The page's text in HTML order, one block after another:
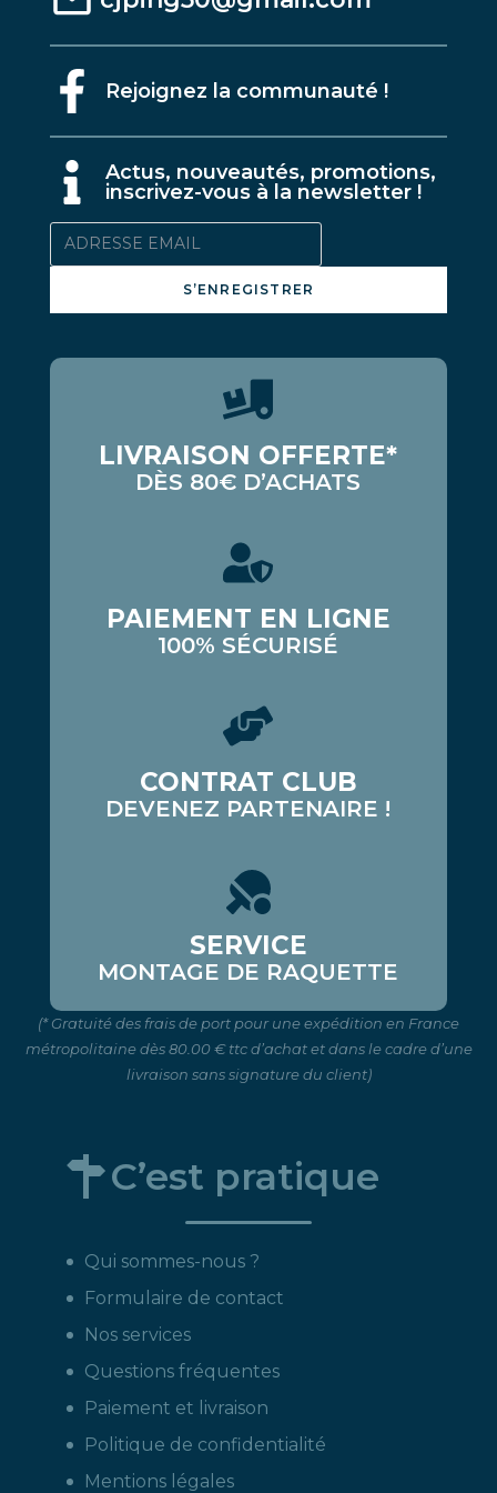
Rejoignez la communauté !
Actus, nouveautés, promotions,
inscrivez-vous à la newsletter !
S’ENREGISTRER
LIVRAISON OFFERTE*
DÈS 80€ D’ACHATS
PAIEMENT EN LIGNE
100% SÉCURISÉ
CONTRAT CLUB
DEVENEZ PARTENAIRE !
SERVICE
MONTAGE DE RAQUETTE
(* Gratuité des frais de port pour une expédition en France
métropolitaine dès 80.00 € ttc d’achat et dans le cadre d’une
livraison sans signature du client)
C’est pratique
Qui sommes-nous ?
Formulaire de contact
Nos services
Questions fréquentes
Paiement et livraison
Politique de confidentialité
Mentions légales